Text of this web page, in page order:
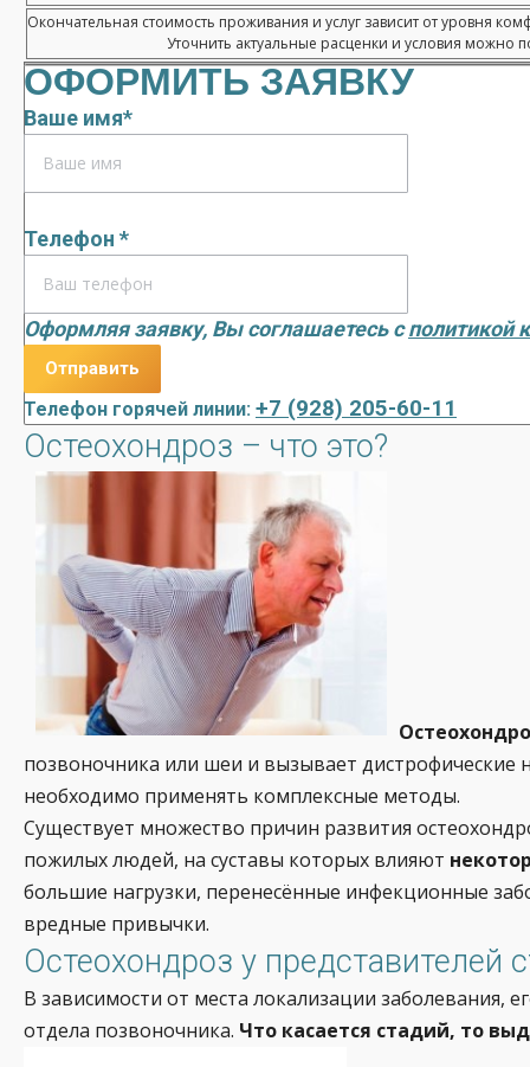
Окончательная стоимость проживания и услуг зависит от уровня
Уточнить актуальные расценки и условия можно
ОФОРМИТЬ ЗАЯВКУ
Ваше имя*
Телефон *
Оформляя заявку, Вы соглашаетесь сполитикой
Телефон горячей линии: +7 (928) 205-60-11
Остеохондроз – что это?
позвоночника или шеи и вызывает дистрофические
необходимо применять комплексные методы.
Существует множество причин развития
пожилых людей, на суставы которых влияют
большие нагрузки, перенесённые инфекционные
вредные привычки.
Остеохондроз у представителей
В зависимости от места локализации заболевания,
отдела позвоночника. Что касается стадий, то